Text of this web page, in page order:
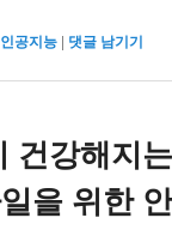
인공지능 | 댓글 남기기
건강해지
을 위한